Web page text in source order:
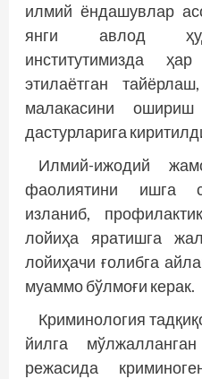
илмий ёндашувлар
янги авлод
институтимизда
этилаётган
малакасини
дастурларига
Илмий-ижодий
фаолиятини ишга
изланиб,
лойиҳа яратишга
лойиҳачи ғолибга
муаммо бўлмоғи керак.
Криминология
йилга
режасида